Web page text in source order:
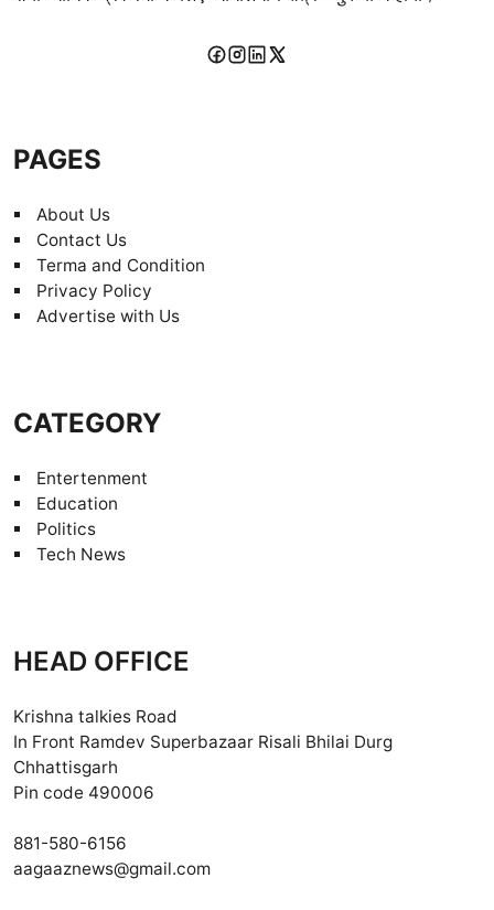
PAGES
About Us
Contact Us
Terma and Condition
Privacy Policy
Advertise with Us
CATEGORY
Entertenment
Education
Politics
Tech News
HEAD OFFICE
Krishna talkies Road
In Front Ramdev Superbazaar Risali Bhilai Durg
Chhattisgarh
Pin code 490006
881-580-6156
aagaaznews@gmail.com